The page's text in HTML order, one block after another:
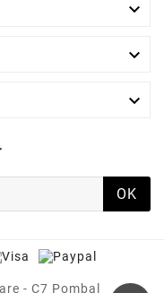



OK
- C7 Pombal